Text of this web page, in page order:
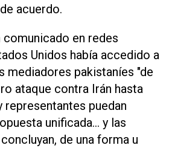
‌acuerdo.
comunicado en redes
Unidos ‌había accedido a
mediadores pakistaníes "de
ataque contra Irán hasta
representantes puedan
unificada... y las
de una forma u